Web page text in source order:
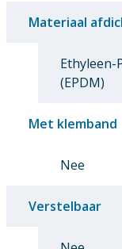
Materiaal
(EPDM)
Met klemband
Nee
Verstelbaar